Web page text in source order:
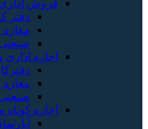
فروش اداری
دفتر
مغازه
اجاره اداری
مغازه
اجاره